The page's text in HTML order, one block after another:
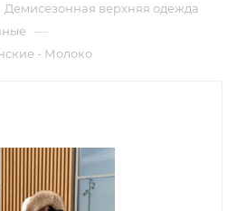
Демисезонная верхняя одежда
—
- Молоко